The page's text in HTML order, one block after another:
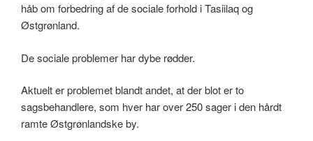
håb om forbedring af de sociale forhold i Tasiilaq og
Østgrønland.
De sociale problemer har dybe rødder.
Aktuelt er problemet blandt andet, at der blot er to
sagsbehandlere, som hver har over 250 sager i den hårdt
ramte Østgrønlandske by.